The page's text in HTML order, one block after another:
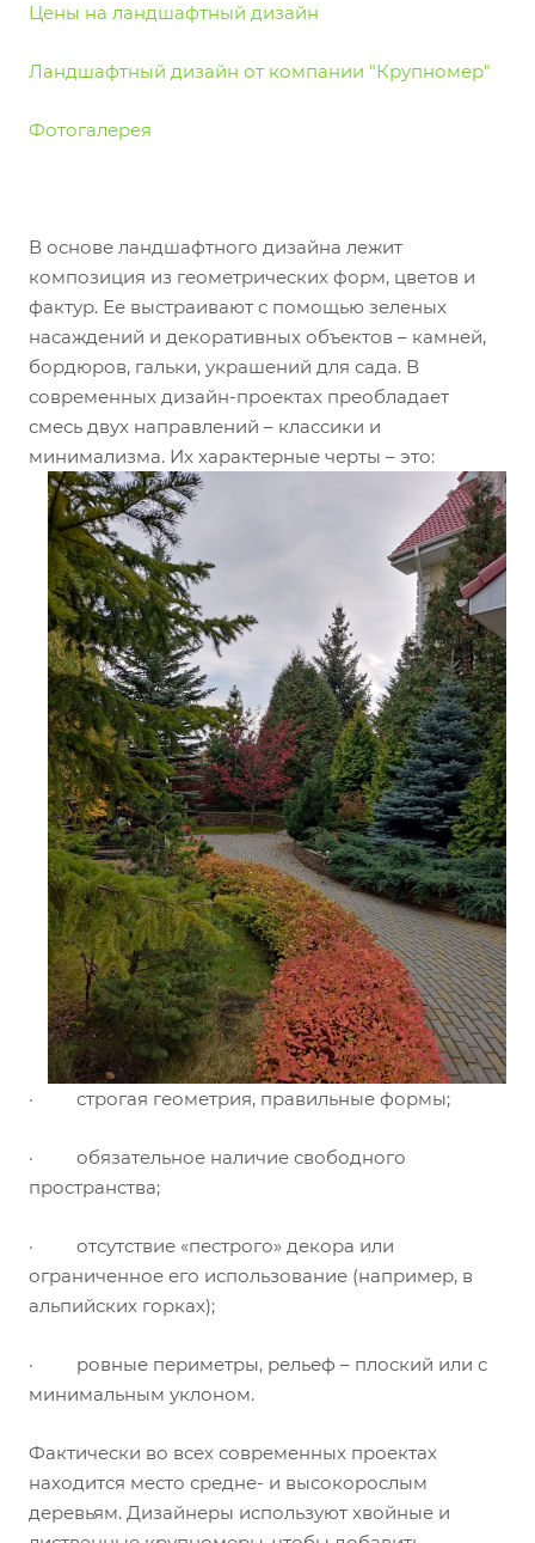
Цены на ландшафтный дизайн
Ландшафтный дизайн от компании "Крупномер"
Фотогалерея
В основе ландшафтного дизайна лежит
композиция из геометрических форм, цветов и
фактур. Ее выстраивают с помощью зеленых
насаждений и декоративных объектов – камней,
бордюров, гальки, украшений для сада. В
современных дизайн-проектах преобладает
смесь двух направлений – классики и
минимализма. Их характерные черты – это:
· строгая геометрия, правильные формы;
· обязательное наличие свободного
пространства;
· отсутствие «пестрого» декора или
ограниченное его использование (например, в
альпийских горках);
· ровные периметры, рельеф – плоский или с
минимальным уклоном.
Фактически во всех современных проектах
находится место средне- и высокорослым
деревьям. Дизайнеры используют хвойные и